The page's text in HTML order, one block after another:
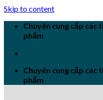
Skip to content
Chuyên cung cấp
phẩm
Chuyên cung cấp
phẩm